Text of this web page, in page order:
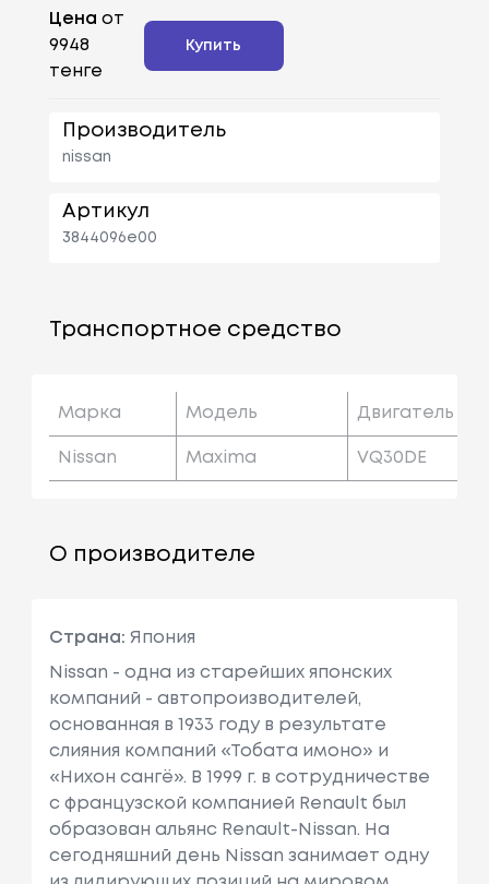
Цена от
9948
тенге
Купить
Производитель
nissan
Артикул
3844096e00
Транспортное средство
Марка Модель Двигатель
Nissan Maxima VQ30DE
О производителе
Страна: Япония
Nissan - одна из старейших японских
компаний - автопроизводителей,
основанная в 1933 году в результате
слияния компаний «Тобата имоно» и
«Нихон сангё». В 1999 г. в сотрудничестве
с французcкой компанией Renault был
образован альянс Renault-Nissan. На
сегодняшний день Nissan занимает одну